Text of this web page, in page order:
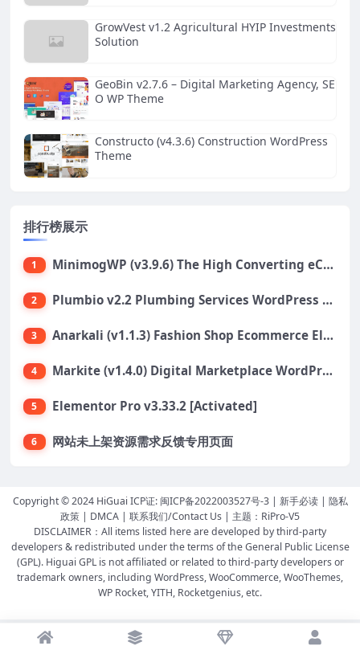
GrowVest v1.2 Agricultural HYIP Investments
Solution
GeoBin v2.7.6 – Digital Marketing Agency, SE
O WP Theme
Constructo (v4.3.6) Construction WordPress
Theme
排行榜展示
1 MinimogWP (v3.9.6) The High Converting eCommerce WordPress Theme
2 Plumbio v2.2 Plumbing Services WordPress Theme
3 Anarkali (v1.1.3) Fashion Shop Ecommerce Elementor Theme
4 Markite (v1.4.0) Digital Marketplace WordPress Theme
5 Elementor Pro v3.33.2 [Activated]
6 网站未上架资源需求反馈专用页面
Copyright © 2024 HiGuai ICP证: 闽ICP备2022003527号-3| 新手必读| 隐私
政策 | DMCA | 联系我们/Contact Us | 主题： RiPro-V5
DISCLAIMER：All items listed here are developed by third-party
developers & redistributed under the terms of the General Public License
(GPL). Higuai GPL is not affiliated or related to third-party developers or
trademark owners, including WordPress, WooCommerce, WooThemes,
WP Rocket, YITH, Rocketgenius, etc.